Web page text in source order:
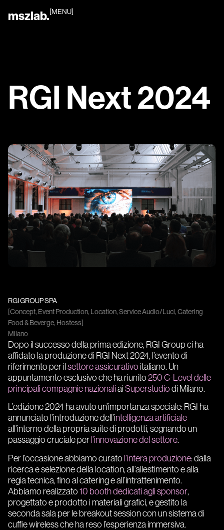
mszlab.[MENU]
RGI Next 2024
RGI GROUP SPA
[Concept, Event Production, Location, Service Audio/Luci, Catering
Food & Beverge, Hostess]
Milano
Dopo il successo della prima edizione, RGI Group ci ha
affidato la produzione di RGI Next 2024, l’evento di
riferimento per il settore assicurativo italiano. Un
appuntamento esclusivo che ha riunito 250 C-Level delle
principali compagnie nazionali ai Superstudio di Milano.
L’edizione 2024 ha avuto un’importanza speciale: RGI ha
annunciato l’introduzione dell’intelligenza artificiale
all’interno della propria suite di prodotti, segnando un
passaggio cruciale per l’innovazione del settore.
Per l’occasione abbiamo curato l’intera produzione: dalla
ricerca e selezione della location, all’allestimento e alla
regia tecnica, fino al catering e all’intrattenimento.
Abbiamo realizzato 10 booth dedicati agli sponsor,
progettato e prodotto i materiali grafici, e gestito la
seconda sala per le breakout session con un sistema di
cuffie wireless che ha reso l’esperienza immersiva.